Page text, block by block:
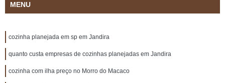
MENU
cozinha planejada em sp em Jandira
quanto custa empresas de cozinhas planejadas em Jandira
cozinha com ilha preço no Morro do Macaco